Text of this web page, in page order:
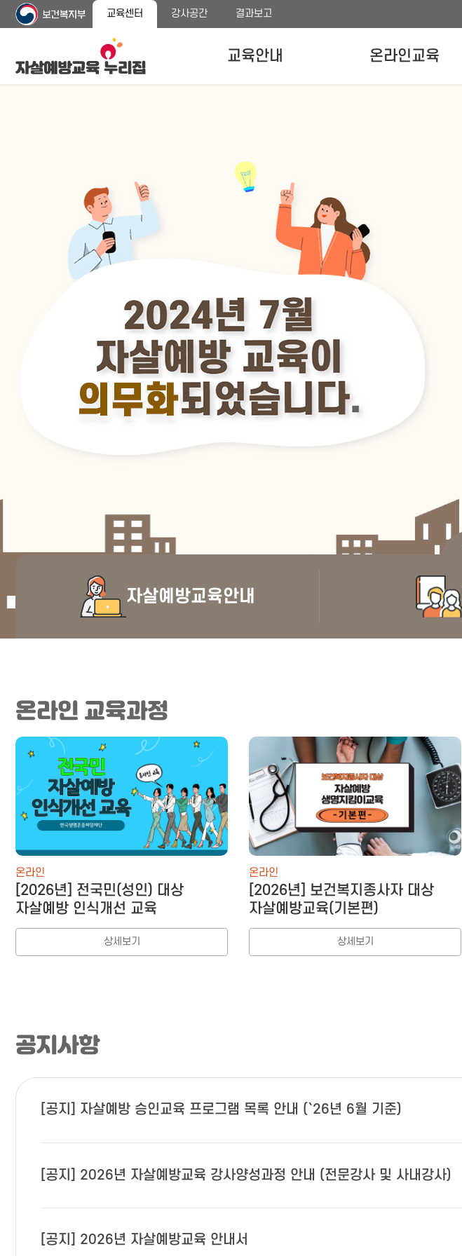
뉴
기
바
교육센터 강사공간 결과보고
교육안내
프로그램 종류
온라인교육
자살예방교육안내
온라인 교육과정
온라인
[2026년] 전국민(성인) 대상
자살예방 인식개선 교육
상세보기
온라인
[2026년] 보건복지종사자 대상
자살예방교육(기본편)
상세보기
공지사항
[공지] 자살예방 승인교육 프로그램 목록 안내 (`26년 6월 기준)
[공지] 2026년 자살예방교육 강사양성과정 안내 (전문강사 및 사내강사)
[공지] 2026년 자살예방교육 안내서